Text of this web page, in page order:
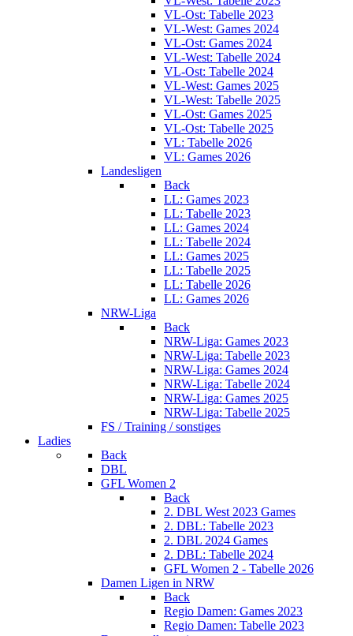
VL-Ost: Tabelle 2023
VL-West: Games 2024
VL-Ost: Games 2024
VL-West: Tabelle 2024
VL-Ost: Tabelle 2024
VL-West: Games 2025
VL-West: Tabelle 2025
VL-Ost: Games 2025
VL-Ost: Tabelle 2025
VL: Tabelle 2026
VL: Games 2026
Landesligen
Back
LL: Games 2023
LL: Tabelle 2023
LL: Games 2024
LL: Tabelle 2024
LL: Games 2025
LL: Tabelle 2025
LL: Tabelle 2026
LL: Games 2026
NRW-Liga
Back
NRW-Liga: Games 2023
NRW-Liga: Tabelle 2023
NRW-Liga: Games 2024
NRW-Liga: Tabelle 2024
NRW-Liga: Games 2025
NRW-Liga: Tabelle 2025
FS / Training / sonstiges
Ladies
Back
DBL
GFL Women 2
Back
2. DBL West 2023 Games
2. DBL: Tabelle 2023
2. DBL 2024 Games
2. DBL: Tabelle 2024
GFL Women 2 - Tabelle 2026
Damen Ligen in NRW
Back
Regio Damen: Games 2023
Regio Damen: Tabelle 2023